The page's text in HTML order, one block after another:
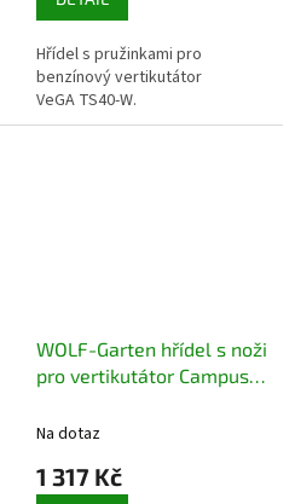
Hřídel s pružinkami pro
benzínový vertikutátor
VeGA TS40-W.
WOLF-Garten hřídel s noži
pro vertikutátor Campus
Na dotaz
1 317 Kč